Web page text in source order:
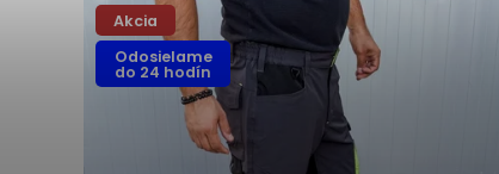
Akcia
Odosielame
do 24 hodín